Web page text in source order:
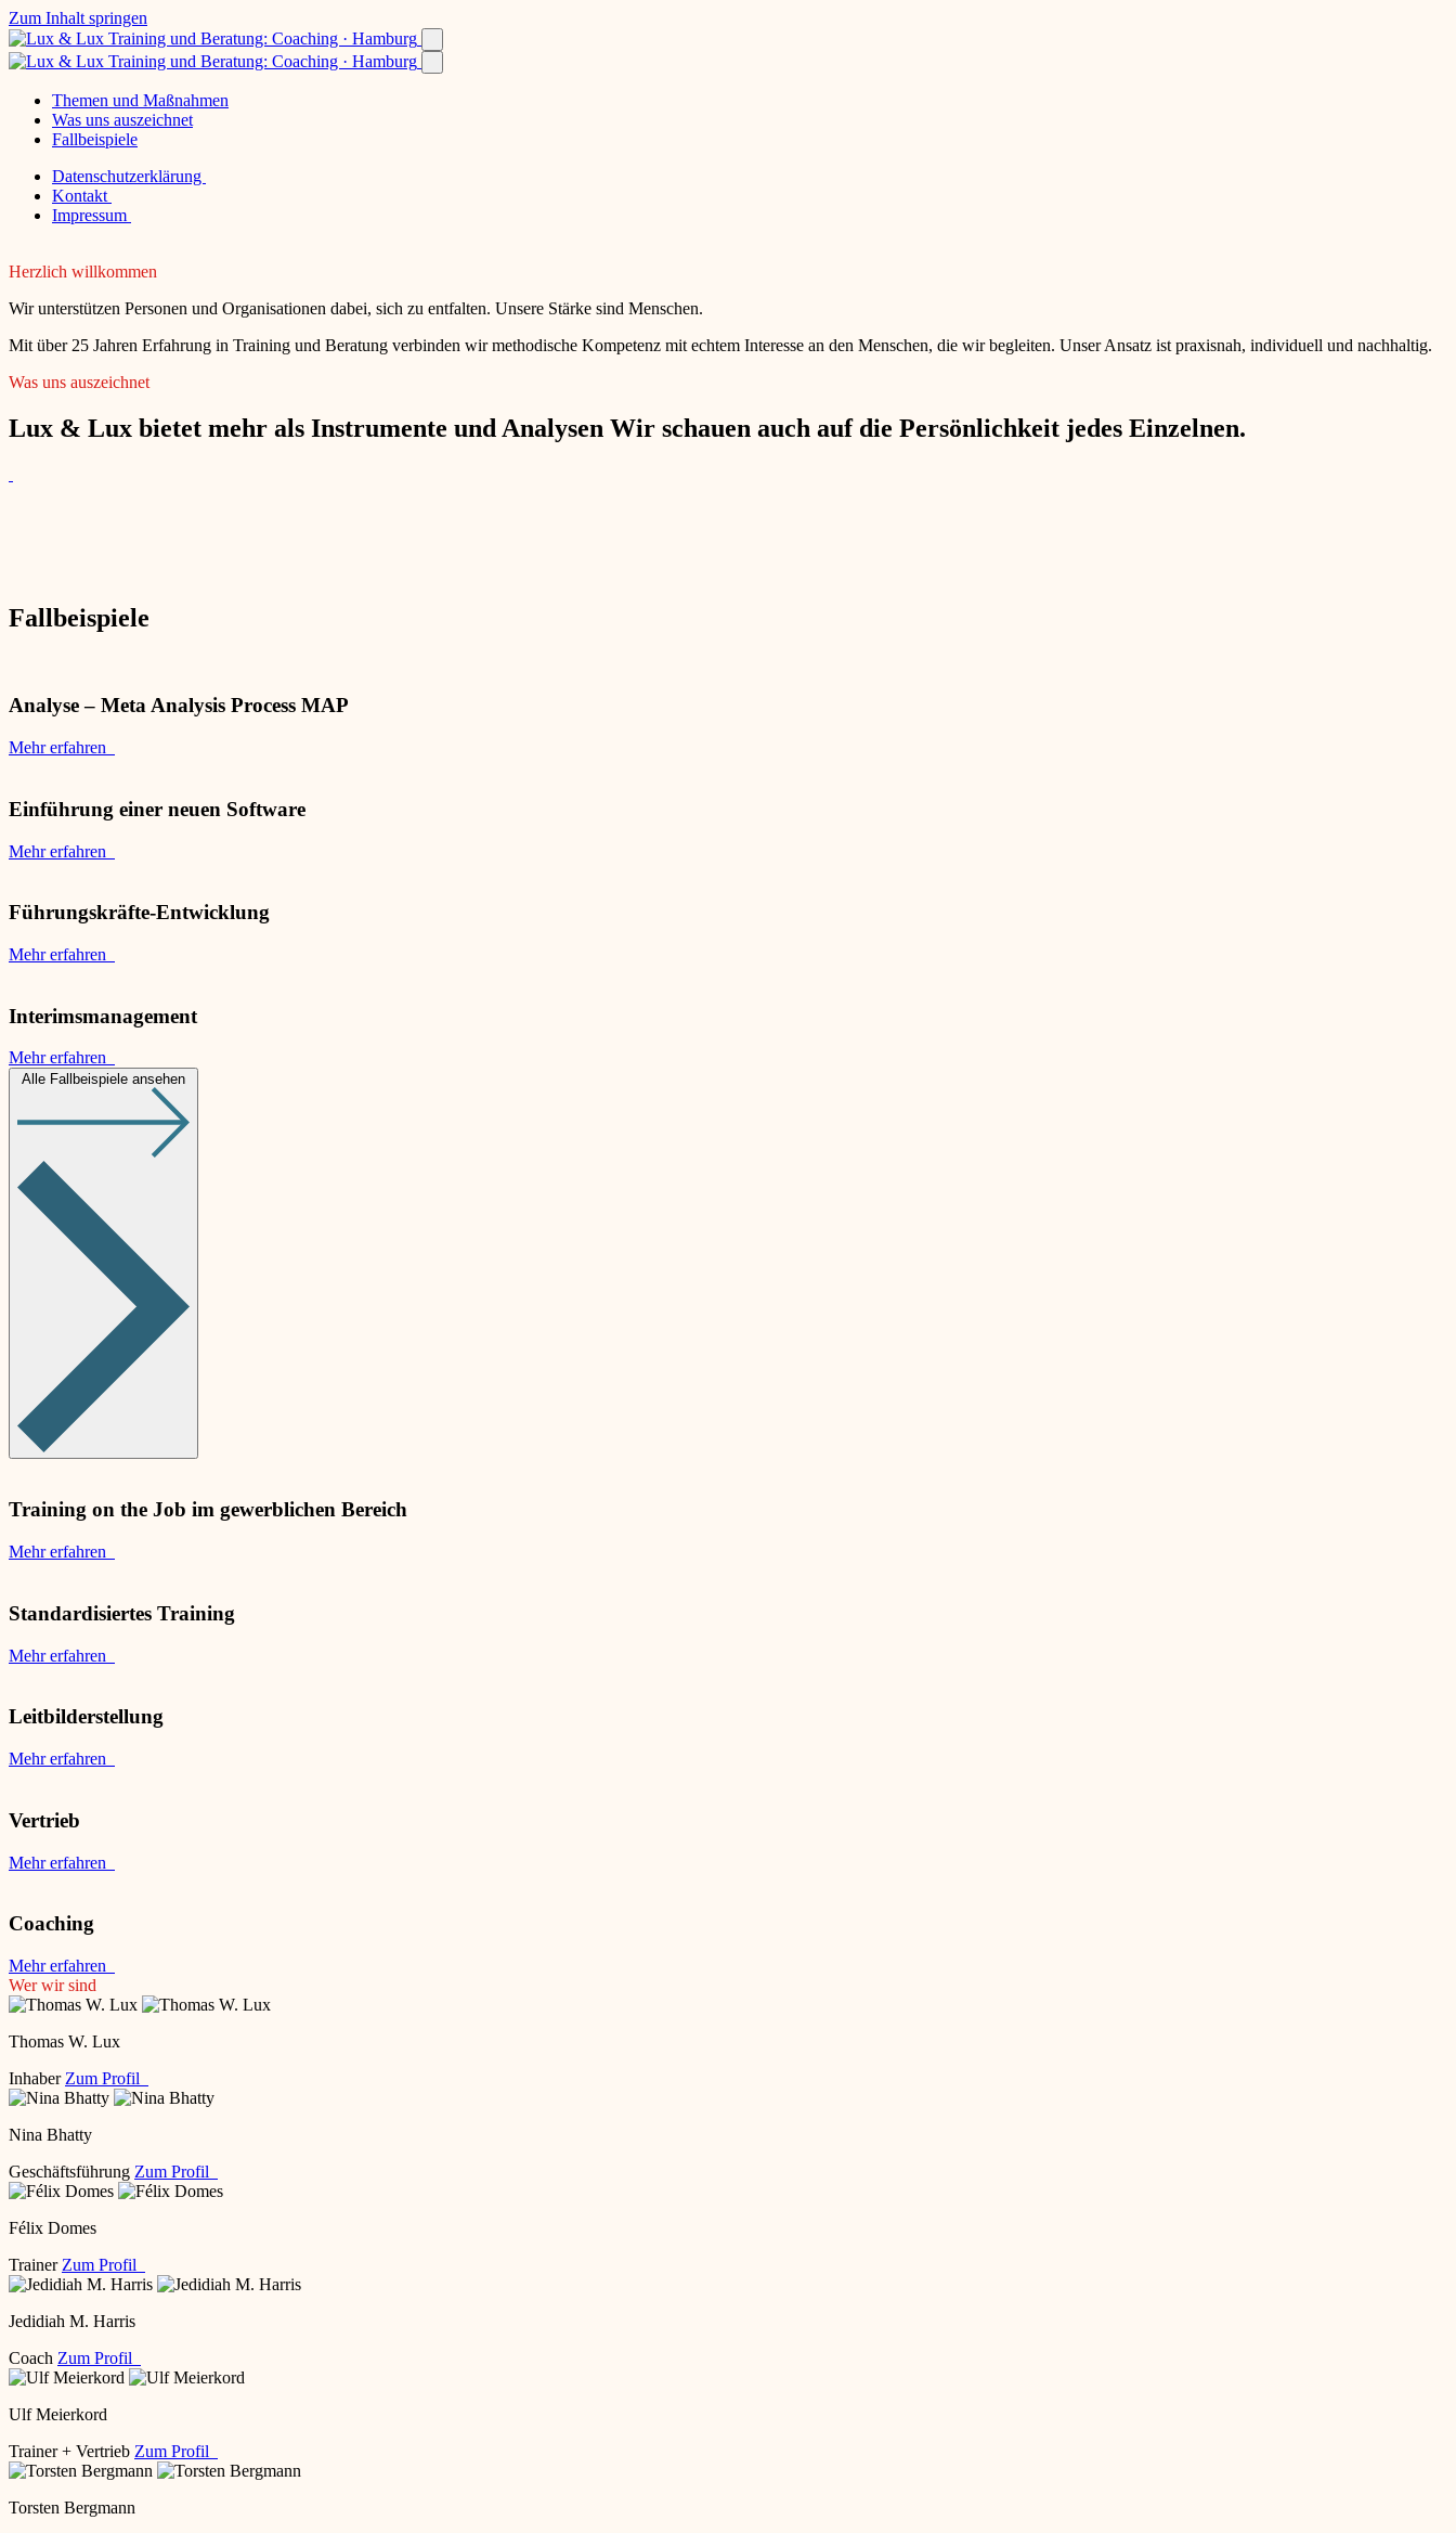
Zum Inhalt springen
Themen und Maßnahmen
Was uns auszeichnet
Fallbeispiele
Datenschutzerklärung
Kontakt
Impressum
Herzlich willkommen
Wir unterstützen Personen und Organisationen dabei, sich zu entfalten. Unsere Stärke sind Menschen.
Mit über 25 Jahren Erfahrung in Training und Beratung verbinden wir methodische Kompetenz mit echtem Interesse an den Menschen, die wir begleiten. Unser Ansatz ist praxisnah, individuell und nachhaltig.
Was uns auszeichnet
Lux & Lux bietet mehr als Instrumente und Analysen Wir schauen auch auf die Persönlichkeit jedes Einzelnen.
Fallbeispiele
Analyse – Meta Analysis Process MAP
Mehr erfahren
Einführung einer neuen Software
Mehr erfahren
Führungskräfte-Entwicklung
Mehr erfahren
Interimsmanagement
Mehr erfahren
Alle Fallbeispiele ansehen
Training on the Job im gewerblichen Bereich
Mehr erfahren
Standardisiertes Training
Mehr erfahren
Leitbilderstellung
Mehr erfahren
Vertrieb
Mehr erfahren
Coaching
Mehr erfahren
Wer wir sind
Thomas W. Lux
Inhaber Zum Profil
Nina Bhatty
Geschäftsführung Zum Profil
Félix Domes
Trainer Zum Profil
Jedidiah M. Harris
Coach Zum Profil
Ulf Meierkord
Trainer + Vertrieb Zum Profil
Torsten Bergmann